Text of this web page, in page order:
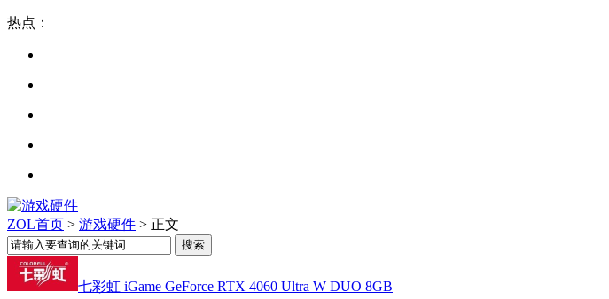
热点：
ZOL首页 > 游戏硬件 > 正文
七彩虹 iGame GeForce RTX 4060 Ultra W DUO 8GB